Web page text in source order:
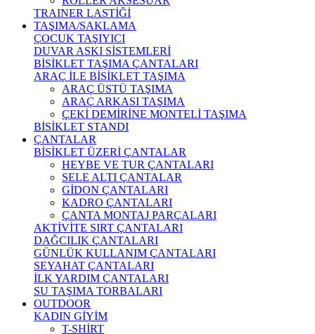
TRAINER LASTİĞİ
TAŞIMA/SAKLAMA
ÇOCUK TAŞIYICI
DUVAR ASKI SİSTEMLERİ
BİSİKLET TAŞIMA ÇANTALARI
ARAÇ İLE BİSİKLET TAŞIMA
ARAÇ ÜSTÜ TAŞIMA
ARAÇ ARKASI TAŞIMA
ÇEKİ DEMİRİNE MONTELİ TAŞIMA
BİSİKLET STANDI
ÇANTALAR
BİSİKLET ÜZERİ ÇANTALAR
HEYBE VE TUR ÇANTALARI
SELE ALTI ÇANTALAR
GİDON ÇANTALARI
KADRO ÇANTALARI
ÇANTA MONTAJ PARÇALARI
AKTİVİTE SIRT ÇANTALARI
DAĞCILIK ÇANTALARI
GÜNLÜK KULLANIM ÇANTALARI
SEYAHAT ÇANTALARI
İLK YARDIM ÇANTALARI
SU TAŞIMA TORBALARI
OUTDOOR
KADIN GİYİM
T-SHİRT